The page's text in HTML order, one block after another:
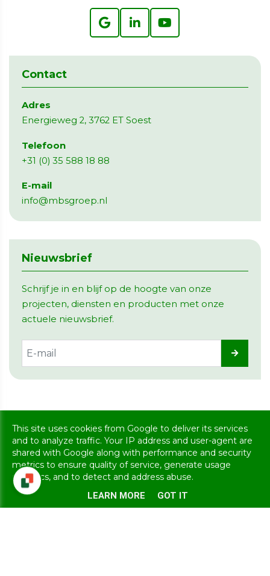
Contact
Adres
Energieweg 2, 3762 ET Soest
Telefoon
+31 (0) 35 588 18 88
E-mail
info@mbsgroep.nl
Nieuwsbrief
Schrijf je in en blijf op de hoogte van onze
projecten, diensten en producten met onze
actuele nieuwsbrief.
Copyright @ 2026 MBS Groep. All rights reserved
Privacy & Cookies|UP-TO-DATE Webdesign
This site uses cookies from Google to deliver its services
and to analyze traffic. Your IP address and user-agent are
shared with Google along with performance and security
metrics to ensure quality of service, generate usage
statistics, and to detect and address abuse.
LEARN MORE
GOT IT